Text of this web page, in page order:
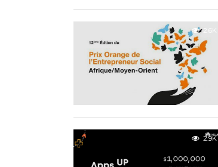
2.6K
2.9K